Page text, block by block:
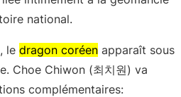
national.
le dragon coréen apparaît sous
Choe Chiwon (최치원) va
complémentaires: